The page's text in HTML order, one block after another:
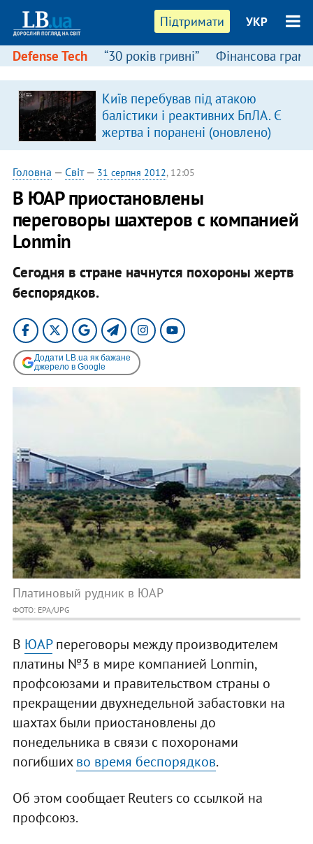
Підтримати УКР
Defense Tech “30 років гривні” Фінансова
Київ перебував під атакою
балістики і реактивних БпЛА. Є
жертва і поранені (оновлено)
Головна — Світ— 31 серпня 2012, 12:05
В ЮАР приостановлены
переговоры шахтеров с компанией
Lonmin
Сегодня в стране начнутся похороны жертв
беспорядков.
Додати LB.ua як бажане
джерело в Google
Платиновый рудник в ЮАР
ФОТО: EPA/UPG
В ЮАРпереговоры между производителем
платины №3 в мире компанией Lonmin,
профсоюзами и правительством страны о
прекращении двухнедельной забастовки на
шахтах были приостановлены до
понедельника в связи с похоронами
погибшихво время беспорядков.
Об этом сообщает Reuters со ссылкой на
профсоюз.